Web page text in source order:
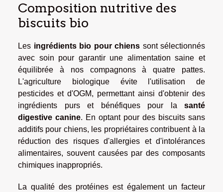
Composition nutritive des
biscuits bio
Les ingrédients bio pour chiens sont sélectionnés
avec soin pour garantir une alimentation saine et
équilibrée à nos compagnons à quatre pattes.
L'agriculture biologique évite l'utilisation de
pesticides et d'OGM, permettant ainsi d'obtenir des
ingrédients purs et bénéfiques pour la santé
digestive canine. En optant pour des biscuits sans
additifs pour chiens, les propriétaires contribuent à la
réduction des risques d'allergies et d'intolérances
alimentaires, souvent causées par des composants
chimiques inappropriés.
La qualité des protéines est également un facteur